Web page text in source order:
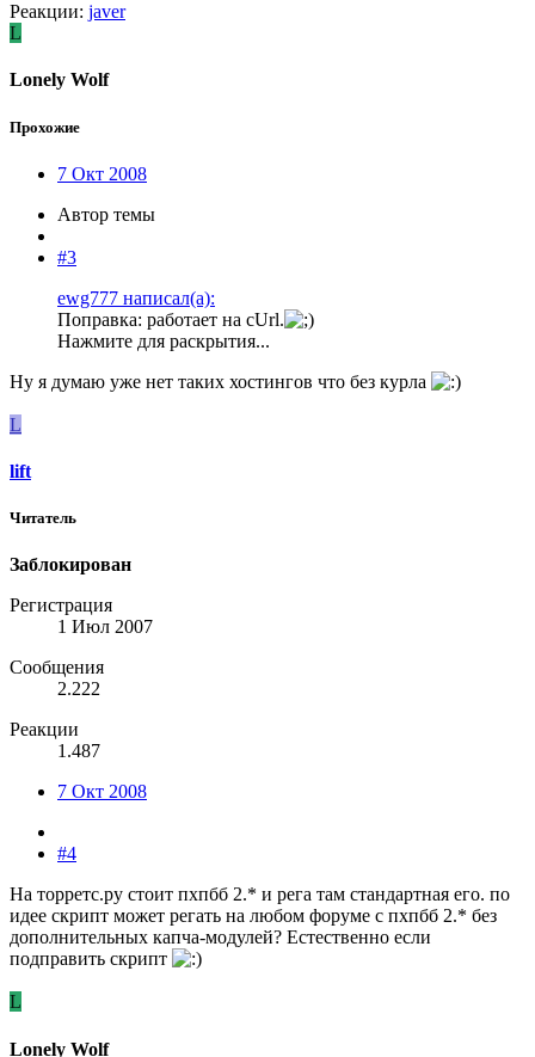
Реакции: javer
L
Lonely Wolf
Прохожие
7 Окт 2008
Автор темы
#3
ewg777 написал(а):
Поправка: работает на cUrl.
Нажмите для раскрытия...
Ну я думаю уже нет таких хостингов что без курла
L
lift
Читатель
Заблокирован
Регистрация
1 Июл 2007
Сообщения
2.222
Реакции
1.487
7 Окт 2008
#4
На торретс.ру стоит пхпбб 2.* и рега там стандартная его. по
идее скрипт может регать на любом форуме с пхпбб 2.* без
дополнительных капча-модулей? Естественно если
подправить скрипт
L
Lonely Wolf